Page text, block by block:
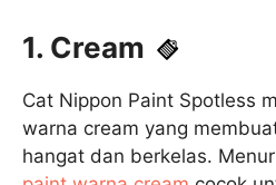
1. Cream
Cat Nippon Paint Spotless
warna cream yang
hangat dan berkelas.